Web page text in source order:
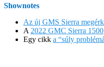
Shownotes
Az új GMS Sierra
A 2022 GMC Sierra 1500
Egy cikk a “súly